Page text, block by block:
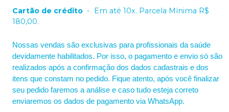
Cartão de crédito - Em até 10x. Parcela Mínima R$
180,00.
Nossas vendas são exclusivas para profissionais da saúde
devidamente habilitados. Por isso, o pagamento e envio só são
realizados após a confirmação dos dados cadastrais e dos
itens que constam no pedido. Fique atento, após você finalizar
seu pedido faremos a análise e caso tudo esteja correto
enviaremos os dados de pagamento via WhatsApp.